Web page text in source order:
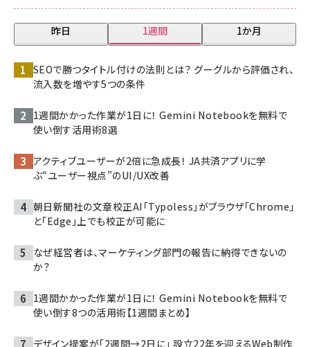
昨日 1週間 1か月
SEOで勝つタイトル付けの法則とは？ グーグルから評価され、
流入数を増やす5つの条件
1週間かかった作業が1日に！ Gemini Notebookを無料で
使い倒す活用術8選
アクティブユーザーが2倍に急成長！ JA共済アプリに学
ぶ“ユーザー視点”のUI/UX改善
朝日新聞社の文章校正AI「Typoless」がブラウザ「Chrome」
と「Edge」上でも校正が可能に
なぜ経営者は、マーケティング部門の報告に納得できないの
か？
1週間かかった作業が1日に！ Gemini Notebookを無料で
使い倒す8つの活用術【1週間まとめ】
デザイン提案が「2週間→2日に」 設立22年を迎えるWeb制作